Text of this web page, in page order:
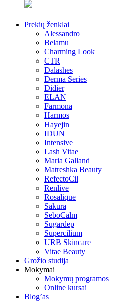
Prekių ženklai
Alessandro
Belamu
Charming Look
CTR
Dalashes
Derma Series
Didier
ELAN
Farmona
Harmos
Hayejin
IDUN
Intensive
Lash Vitae
Maria Galland
Matreshka Beauty
RefectoCil
Renlive
Rosalique
Sakura
SeboCalm
Sugardep
Supercilium
URB Skincare
Vitae Beauty
Grožio studija
Mokymai
Mokymų programos
Online kursai
Blog’as